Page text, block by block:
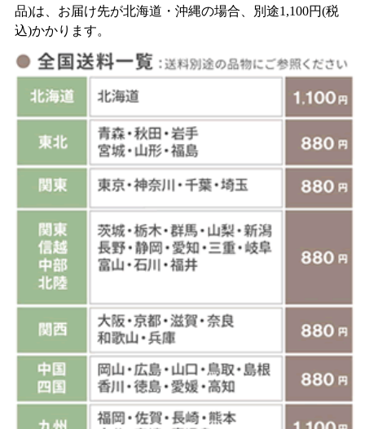
品)は、お届け先が北海道・沖縄の場合、別途1,100円(税
込)かかります。